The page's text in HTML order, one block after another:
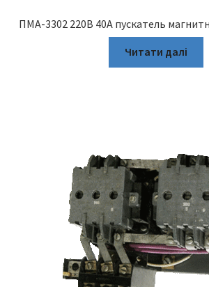
ПМА-3302 220В 40А пускатель
Читати далі